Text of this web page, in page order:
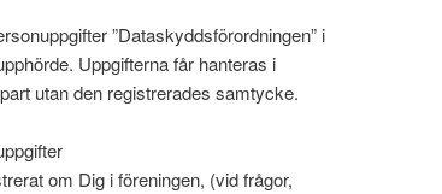
”Dataskyddsförordningen” i
Uppgifterna får hanteras i
utan den registrerades samtycke.
om Dig i föreningen, (vid frågor,